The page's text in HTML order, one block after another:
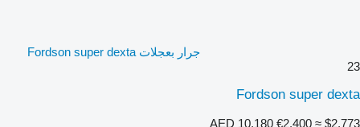
جرار بعجلات Fordson super dexta
23
Fordson super dexta
AED 10,180 €2,400 ≈ $2,773